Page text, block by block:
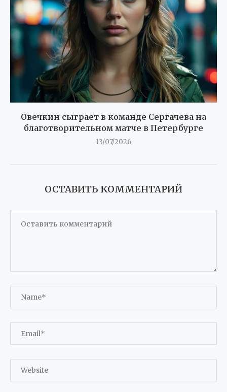
Овечкин сыграет в команде Сергачева на
благотворительном матче в Петербурге
13/07/2026
ОСТАВИТЬ КОММЕНТАРИЙ